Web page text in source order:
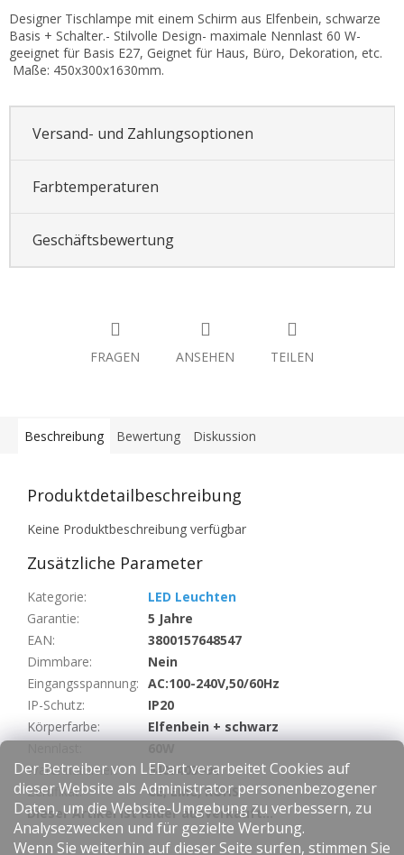
Der Betreiber von LEDart verarbeitet Cookies auf
dieser Website als Administrator personenbezogener
Daten, um die Website-Umgebung zu verbessern, zu
Analysezwecken und für gezielte Werbung.
Wenn Sie weiterhin auf dieser Seite surfen, stimmen Sie
Designer Tischlampe mit einem Schirm aus Elfenbein, schwarze
Basis + Schalter.- Stilvolle Design- maximale Nennlast 60 W-
geeignet für Basis E27, Geignet für Haus, Büro, Dekoration, etc.
Maße: 450x300x1630mm.
Versand- und Zahlungsoptionen
Farbtemperaturen
Geschäftsbewertung
FRAGEN ANSEHEN TEILEN
Beschreibung Bewertung Diskussion
Produktdetailbeschreibung
Keine Produktbeschreibung verfügbar
Zusätzliche Parameter
Kategorie:
LED Leuchten
Garantie:
5 Jahre
EAN:
3800157648547
Dimmbare:
Nein
Eingangsspannung: AC:100-240V,50/60Hz
IP-Schutz:
IP20
Körperfarbe:
Elfenbein + schwarz
Warennummer:
9405403990
Zertifikat:
CE, EMC, ROHS
Dieser Artikel ist leider ausverkauft…